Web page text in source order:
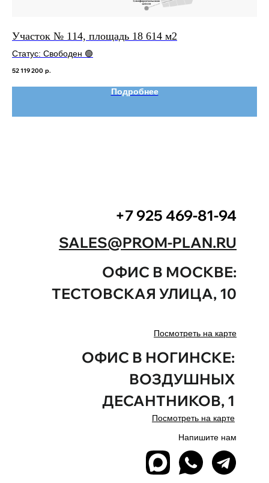
Участок № 114, площадь 18 614 м2
Статус: Свободен 🟢
52 119 200 р.
Подробнее
+7 925 469-81-94
SALES@PROM-PLAN.RU
ОФИС В МОСКВЕ:
ТЕСТОВСКАЯ УЛИЦА, 10
Напишите нам
ОФИС В НОГИНСКЕ:
ВОЗДУШНЫХ
ДЕСАНТНИКОВ, 1
Посмотреть на карте
Посмотреть на карте